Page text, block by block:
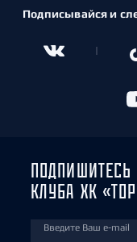
Подписывайся и
КЛУБА ХК
Введите Ваш e-mail